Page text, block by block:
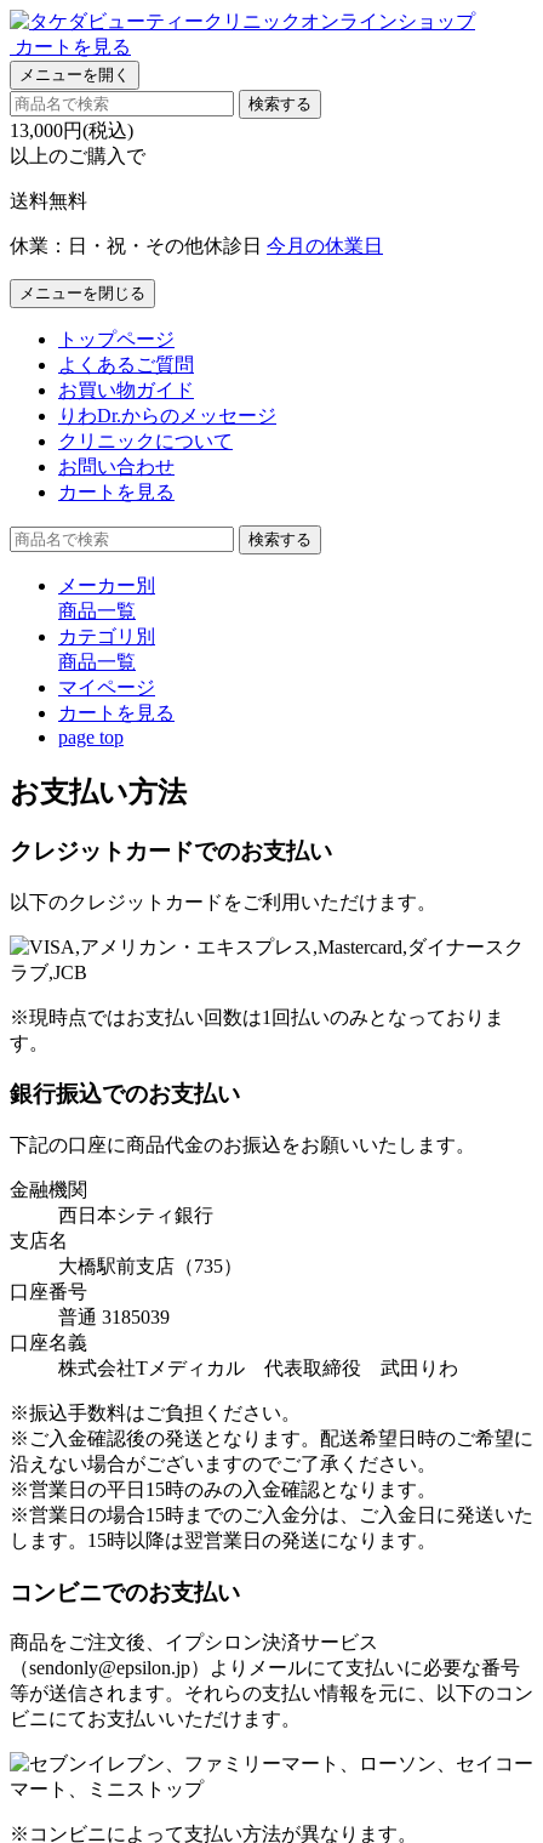
カートを見る
メニューを開く
検索する
13,000円(税込)
以上のご購入で
送料無料
休業：日・祝・その他休診日 今月の休業日
メニューを閉じる
トップページ
よくあるご質問
お買い物ガイド
りわDr.からのメッセージ
クリニックについて
お問い合わせ
カートを見る
検索する
メーカー別
商品一覧
カテゴリ別
商品一覧
マイページ
カート を見る
page top
お支払い方法
クレジットカードでのお支払い
以下のクレジットカードをご利用いただけます。
※現時点ではお支払い回数は1回払いのみとなっておりま
す。
銀行振込でのお支払い
下記の口座に商品代金のお振込をお願いいたします。
金融機関
西日本シティ銀行
支店名
大橋駅前支店（735）
口座番号
普通 3185039
口座名義
株式会社Tメディカル 代表取締役 武田りわ
※振込手数料はご負担ください。
※ご入金確認後の発送となります。配送希望日時のご希望に
沿えない場合がございますのでご了承ください。
※営業日の平日15時のみの入金確認となります。
※営業日の場合15時までのご入金分は、ご入金日に発送いた
します。15時以降は翌営業日の発送になります。
コンビニでのお支払い
商品をご注文後、イプシロン決済サービス
（sendonly@epsilon.jp）よりメールにて支払いに必要な番号
等が送信されます。それらの支払い情報を元に、以下のコン
ビニにてお支払いいただけます。
※コンビニによって支払い方法が異なります。